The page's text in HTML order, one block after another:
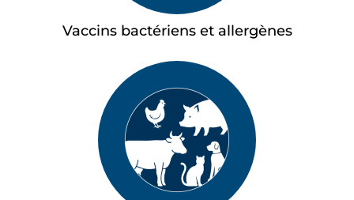
Vaccins bactériens et allergènes